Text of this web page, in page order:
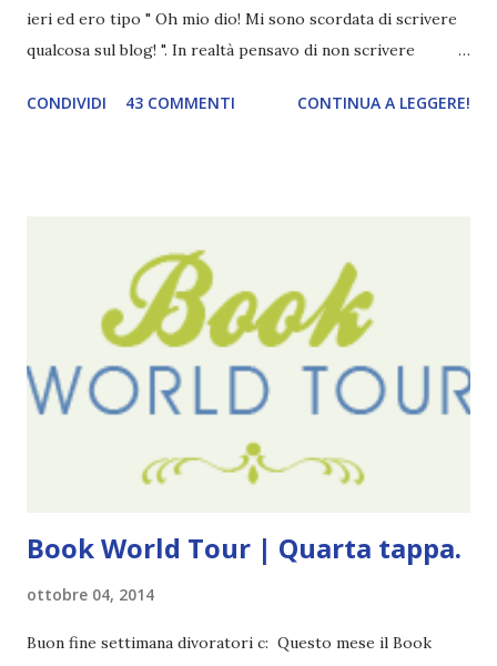
ieri ed ero tipo " Oh mio dio! Mi sono scordata di scrivere
qualcosa sul blog! ". In realtà pensavo di non scrivere
diventando un po' come i miei compleanni. Semplicemente
cinque anni e non sono pochi . Il blog è praticamente
l'unica cosa della mia vita che ho continuato con costanza
(più o meno) e non come le tremila cose che inizio per poi
lasciare a metà. Tra l'altro ripenso a circa un anno e mezzo
fa, quando non sapevo più che farmene di D ivoratori di
che potessi fare. All'inizio non avevo idea che il ...
CONDIVIDI 43 COMMENTI CONTINUA A LEGGERE!
Book World Tour | Quarta tappa.
ottobre 04, 2014
Buon fine settimana divoratori c: Questo mese il Book